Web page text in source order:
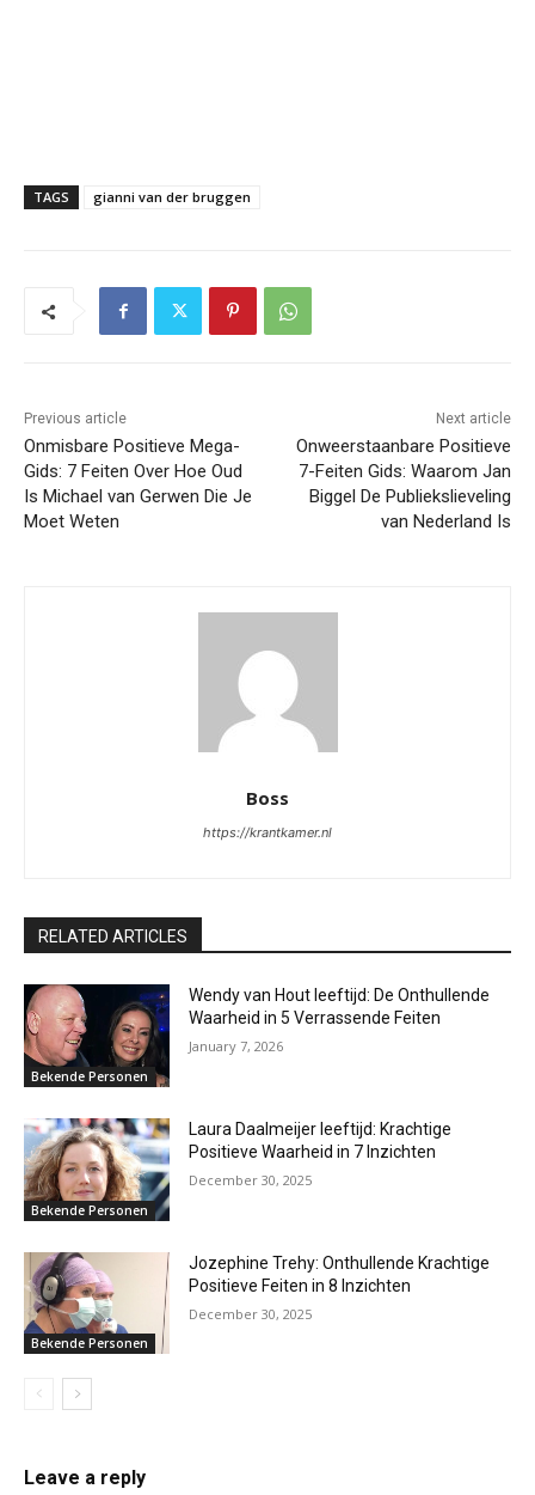
TAGS gianni van der bruggen
Previous article
Onmisbare Positieve Mega-
Gids: 7 Feiten Over Hoe Oud
Is Michael van Gerwen Die Je
Moet Weten
Next article
Onweerstaanbare Positieve
7-Feiten Gids: Waarom Jan
Biggel De Publiekslieveling
van Nederland Is
Boss
https://krantkamer.nl
RELATED ARTICLES
Bekende Personen
Wendy van Hout leeftijd: De Onthullende
Waarheid in 5 Verrassende Feiten
January 7, 2026
Bekende Personen
Laura Daalmeijer leeftijd: Krachtige
Positieve Waarheid in 7 Inzichten
December 30, 2025
Bekende Personen
Jozephine Trehy: Onthullende Krachtige
Positieve Feiten in 8 Inzichten
December 30, 2025
Leave a reply